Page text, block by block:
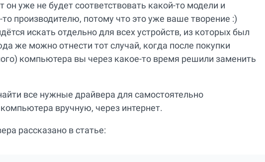
он уже не будет соответствовать какой-то модели и
производителю, потому что это уже ваше творение :)
искать отдельно для всех устройств, из которых был
же можно отнести тот случай, когда после покупки
компьютера вы через какое-то время решили заменить
все нужные драйвера для самостоятельно
вручную, через интернет.
рассказано в статье: